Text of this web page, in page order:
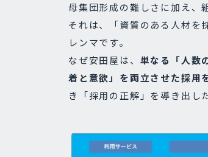
母集団形成の難しさに加え、
それは、「資質のある人材を
レンマです。
なぜ安田屋は、 単なる「人数
着と意欲」を両立させた採用
き「採用の正解」を導き出し